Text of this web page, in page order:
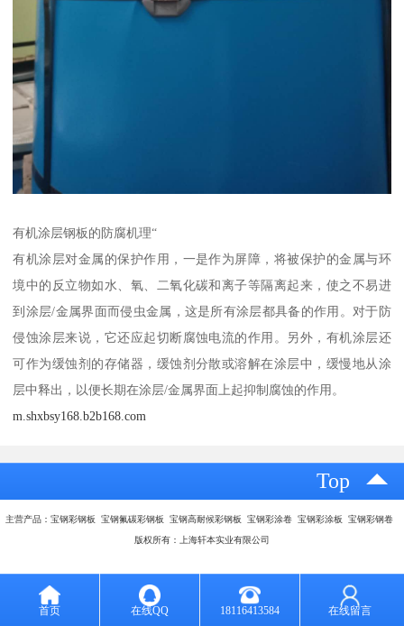
有机涂层钢板的防腐机理“
有机涂层对金属的保护作用，一是作为屏障，将被保护的金属与环
境中的反立物如水、氧、二氧化碳和离子等隔离起来，使之不易进
到涂层/金属界面而侵虫金属，这是所有涂层都具备的作用。对于防
侵蚀涂层来说，它还应起切断腐蚀电流的作用。另外，有机涂层还
可作为缓蚀剂的存储器，缓蚀剂分散或溶解在涂层中，缓慢地从涂
层中释出，以便长期在涂层/金属界面上起抑制腐蚀的作用。
m.shxbsy168.b2b168.com
Top
主营产品：宝钢彩钢板 宝钢氟碳彩钢板 宝钢高耐候彩钢板 宝钢彩涂卷 宝钢彩涂板 宝钢彩钢卷
版权所有：上海轩本实业有限公司
首页 在线QQ 18116413584 在线留言